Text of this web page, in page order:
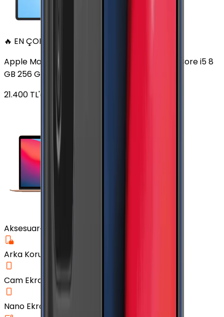
🔥 EN ÇOK SATAN
Apple MacBook Air 13" (13-inch, 2020) 1.1 GHz Core i5 8
GB 256 GB Altın
21.400 TL'den
Aksesuar
Arka Koruma Kılıf
Cam Ekran Koruyucu
Nano Ekran Koruyucu